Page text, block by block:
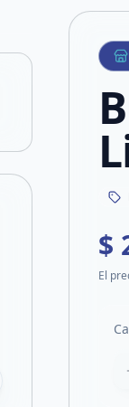
Compartir producto
Compartir por
Compartir por mail
Compartir en
Compartir en X
$
El